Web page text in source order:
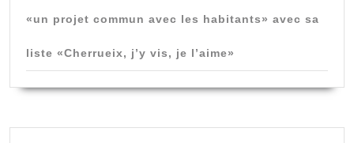
«un projet commun avec les habitants» avec sa
liste «Cherrueix, j’y vis, je l’aime»